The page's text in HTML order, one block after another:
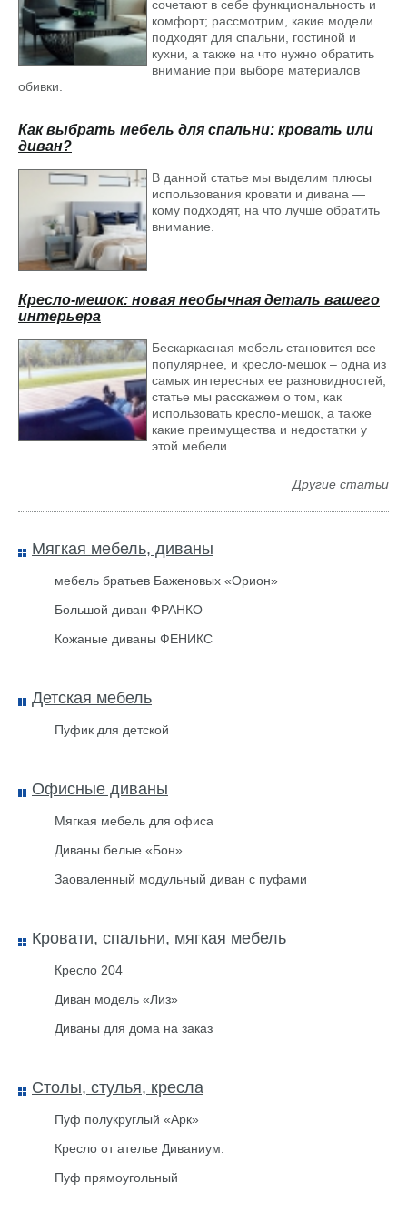
день и станет частью вашей жизни.
Пуф Тип 1 Светлый
Стул Stul 3 Клен Оранжевый
Межкомнатная дверь
Межкомнатная дверь Sigma 82
сочетают в себе функциональность и
комфорт; рассмотрим, какие модели
подходят для спальни, гостиной и
кухни, а также на что нужно обратить
внимание при выборе материалов
обивки.
Как выбрать мебель для спальни: кровать или
диван?
В данной статье мы выделим плюсы
использования кровати и дивана —
кому подходят, на что лучше обратить
внимание.
Кресло-мешок: новая необычная деталь вашего
интерьера
Бескаркасная мебель становится все
популярнее, и кресло-мешок – одна из
самых интересных ее разновидностей;
статье мы расскажем о том, как
использовать кресло-мешок, а также
какие преимущества и недостатки у
этой мебели.
Другие статьи
Мягкая мебель, диваны
мебель братьев Баженовых «Орион»
Большой диван ФРАНКО
Кожаные диваны ФЕНИКС
Детская мебель
Пуфик для детской
Офисные диваны
Мягкая мебель для офиса
Диваны белые «Бон»
Заоваленный модульный диван с пуфами
Кровати, спальни, мягкая мебель
Кресло 204
Диван модель «Лиз»
Диваны для дома на заказ
Столы, стулья, кресла
Пуф полукруглый «Арк»
Кресло от ателье Диваниум.
Пуф прямоугольный